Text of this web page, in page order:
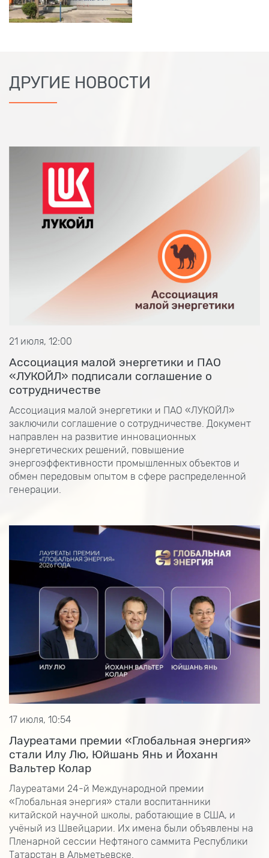
ДРУГИЕ НОВОСТИ
21 июля, 12:00
Ассоциация малой энергетики и ПАО
«ЛУКОЙЛ» подписали соглашение о
сотрудничестве
Ассоциация малой энергетики и ПАО «ЛУКОЙЛ»
заключили соглашение о сотрудничестве. Документ
направлен на развитие инновационных
энергетических решений, повышение
энергоэффективности промышленных объектов и
обмен передовым опытом в сфере распределенной
генерации.
17 июля, 10:54
Лауреатами премии «Глобальная энергия»
стали Илу Лю, Юйшань Янь и Йоханн
Вальтер Колар
Лауреатами 24-й Международной премии
«Глобальная энергия» стали воспитанники
китайской научной школы, работающие в США, и
учёный из Швейцарии. Их имена были объявлены на
Пленарной сессии Нефтяного саммита Республики
Татарстан в Альметьевске.